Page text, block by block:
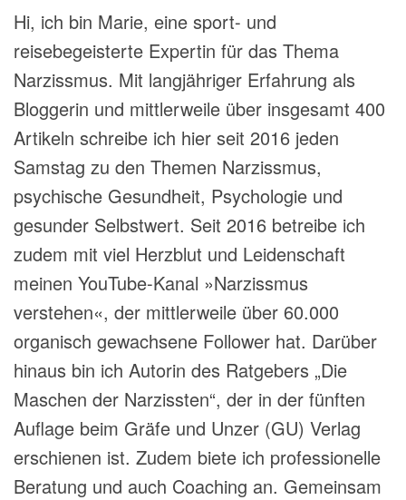
Hi, ich bin Marie, eine sport- und
reisebegeisterte Expertin für das Thema
Narzissmus. Mit langjähriger Erfahrung als
Bloggerin und mittlerweile über insgesamt 400
Artikeln schreibe ich hier seit 2016 jeden
Samstag zu den Themen Narzissmus,
psychische Gesundheit, Psychologie und
gesunder Selbstwert. Seit 2016 betreibe ich
zudem mit viel Herzblut und Leidenschaft
meinen YouTube-Kanal »Narzissmus
verstehen«, der mittlerweile über 60.000
organisch gewachsene Follower hat. Darüber
hinaus bin ich Autorin des Ratgebers „Die
Maschen der Narzissten“, der in der fünften
Auflage beim Gräfe und Unzer (GU) Verlag
erschienen ist. Zudem biete ich professionelle
Beratung und auch Coaching an. Gemeinsam